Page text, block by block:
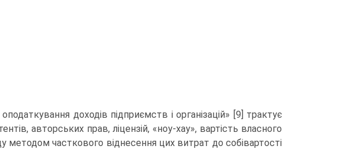
доходів підприємств і організацій» [9] трактує
авторських прав, ліцензій, «ноу-хау», вартість власного
методом часткового віднесення цих витрат до со­бівартості